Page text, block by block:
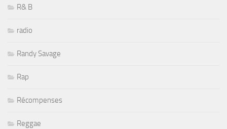
R& B
radio
Randy Savage
Rap
Récompenses
Reggae